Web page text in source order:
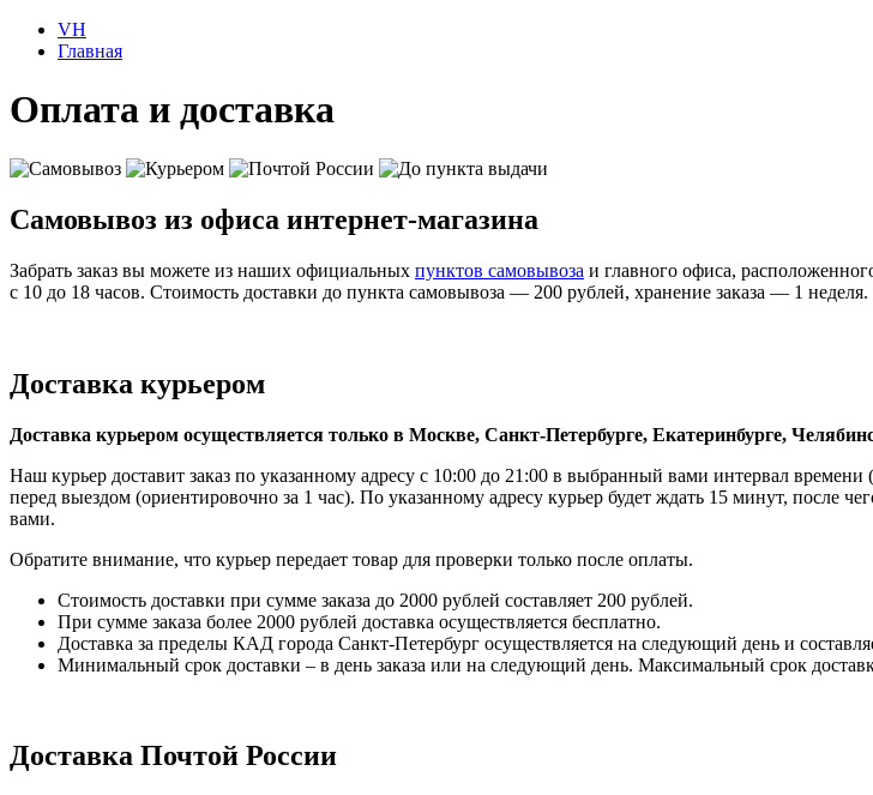
VH
Главная
Оплата и доставка
Самовывоз из офиса интернет-магазина
Забрать заказ вы можете из наших официальных пунктов самовывоза и главного офиса,
с 10 до 18 часов. Cтоимость доставки до пункта самовывоза — 200 рублей, хранение заказа — 1 неделя.
Доставка курьером
Доставка курьером осуществляется только в Москве, Санкт-Петербурге, Екатеринбурге,
Наш курьер доставит заказ по указанному адресу с 10:00 до 21:00 в выбранный вами интервал
перед выездом (ориентировочно за 1 час). По указанному адресу курьер будет ждать 15 минут, после
вами.
Обратите внимание, что курьер передает товар для проверки только после оплаты.
Стоимость доставки при сумме заказа до 2000 рублей составляет 200 рублей.
При сумме заказа более 2000 рублей доставка осуществляется бесплатно.
Доставка за пределы КАД города Санкт-Петербург осуществляется на следующий день и
Минимальный срок доставки – в день заказа или на следующий день. Максимальный срок
Доставка Почтой России